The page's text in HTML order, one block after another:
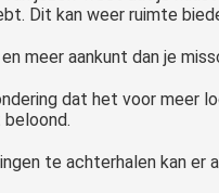
Dit kan weer ruimte
aankunt dan je
dat het voor meer
te achterhalen kan er